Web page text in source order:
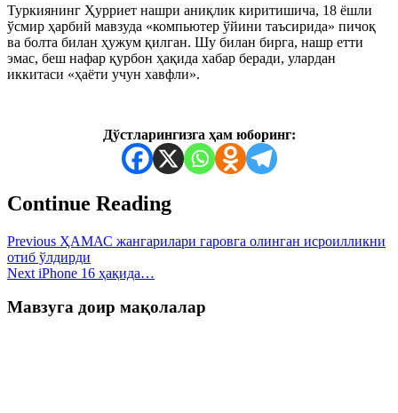
Туркиянинг Ҳурриет нашри аниқлик киритишича, 18 ёшли
ўсмир ҳарбий мавзуда «компьютер ўйини таъсирида» пичоқ
ва болта билан ҳужум қилган. Шу билан бирга, нашр етти
эмас, беш нафар қурбон ҳақида хабар беради, улардан
иккитаси «ҳаёти учун хавфли».
Дўстларингизга ҳам юборинг:
Continue Reading
Previous ҲАМАС жангарилари гаровга олинган исроилликни
отиб ўлдирди
Next iPhone 16 ҳақида…
Мавзуга доир мақолалар